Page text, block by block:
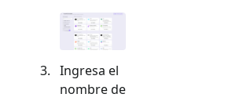
Ingresa el
nombre de